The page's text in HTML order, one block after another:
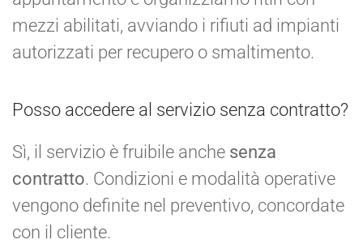
mezzi abilitati, avviando i rifiuti ad impianti
autorizzati per recupero o smaltimento.
Posso accedere al servizio senza contratto?
Sì, il servizio è fruibile anche senza
contratto. Condizioni e modalità operative
vengono definite nel preventivo, concordate
con il cliente.